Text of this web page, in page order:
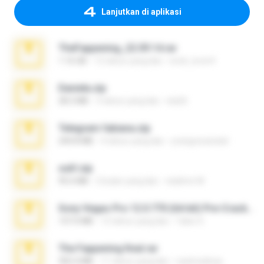
Lanjutkan di aplikasi
TheFappening_22.09.14.rar
Daniela.zip
Telegram fabiana.zip
ouh!.zip
The Fappening final.rar